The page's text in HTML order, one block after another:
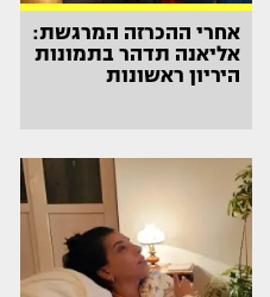
אחרי ההכרזה המרגשת:
אליאנה תדהר בתמונות
היריון ראשונות